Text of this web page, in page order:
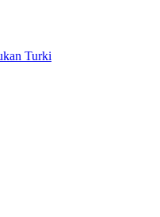
Turki